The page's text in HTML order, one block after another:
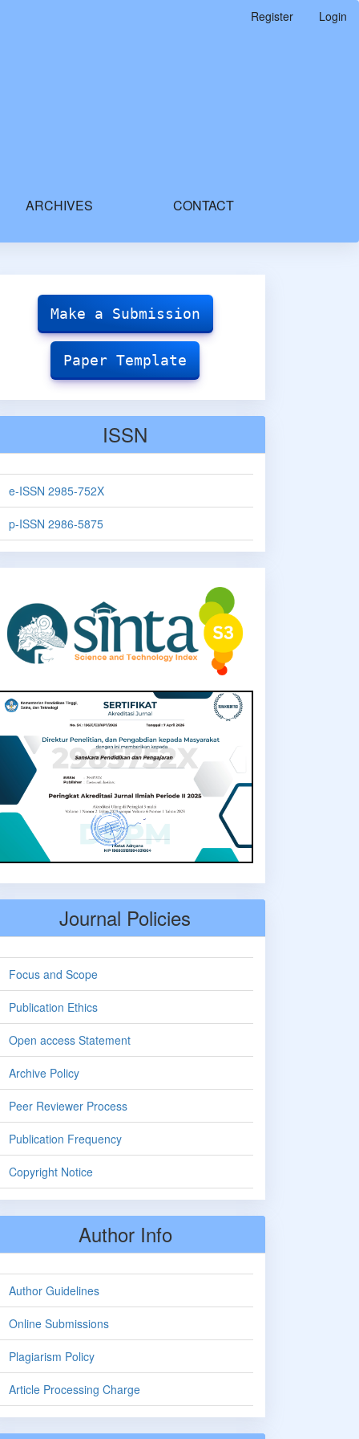
Register Login
ARCHIVES CONTACT
Make
SubmissionMake a Submission
Paper Template
ISSN
e-ISSN 2985-752X
p-ISSN 2986-5875
Journal Policies
Focus and Scope
Publication Ethics
Open access Statement
Archive Policy
Peer Reviewer Process
Publication Frequency
Copyright Notice
Author Info
Author Guidelines
Online Submissions
Plagiarism Policy
Article Processing Charge